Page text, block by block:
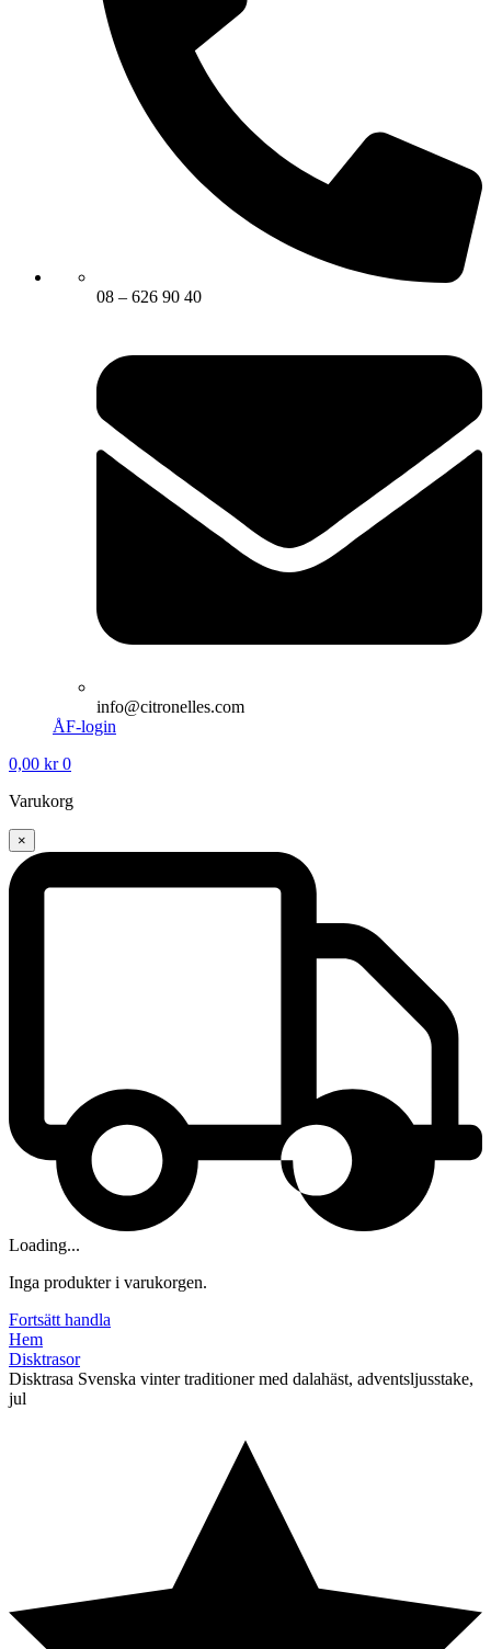
08 – 626 90 40
info@citronelles.com
ÅF-login
0,00 kr 0
Varukorg
×
Loading...
Inga produkter i varukorgen.
Fortsätt handla
Hem
Disktrasor
Disktrasa Svenska vinter traditioner med dalahäst, adventsljusstake,
jul